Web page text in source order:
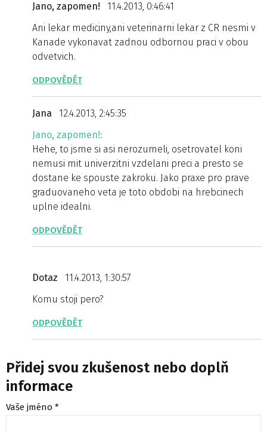
Jano, zapomen!
11.4.2013, 0:46:41
Ani lekar mediciny,ani veterinarni lekar z CR nesmi v
Kanade vykonavat zadnou odbornou praci v obou
odvetvich.
ODPOVĚDĚT
Jana
12.4.2013, 2:45:35
Jano, zapomen!:
Hehe, to jsme si asi nerozumeli, osetrovatel koni
nemusi mit univerzitni vzdelani preci a presto se
dostane ke spouste zakroku. Jako praxe pro prave
graduovaneho veta je toto obdobi na hrebcinech
uplne idealni.
ODPOVĚDĚT
Dotaz
11.4.2013, 1:30:57
Komu stoji pero?
ODPOVĚDĚT
Přidej svou zkušenost nebo doplň
informace
Vaše jméno *